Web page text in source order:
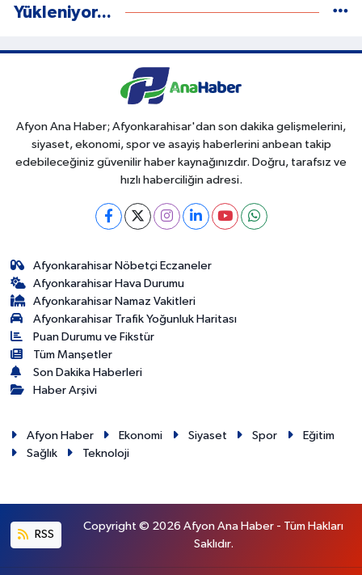
Yükleniyor...
Afyon Ana Haber; Afyonkarahisar'dan son dakika gelişmelerini,
siyaset, ekonomi, spor ve asayiş haberlerini anbean takip
edebileceğiniz güvenilir haber kaynağınızdır. Doğru, tarafsız ve
hızlı haberciliğin adresi.
Afyonkarahisar Nöbetçi Eczaneler
Afyonkarahisar Hava Durumu
Afyonkarahisar Namaz Vakitleri
Afyonkarahisar Trafik Yoğunluk Haritası
Puan Durumu ve Fikstür
Tüm Manşetler
Son Dakika Haberleri
Haber Arşivi
Afyon Haber Ekonomi Siyaset Spor
Eğitim
Sağlık
Teknoloji
RSS
Copyright © 2026 Afyon Ana Haber - Tüm Hakları
Saklıdır.